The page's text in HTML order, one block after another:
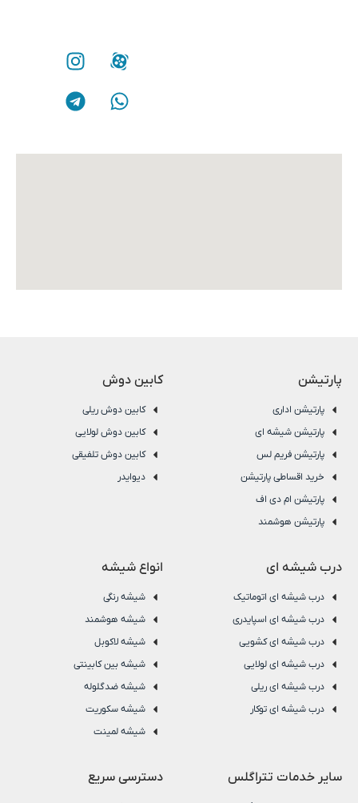
پارتیشن
پارتیشن اداری
پارتیشن شیشه ای
پارتیشن فریم لس
خرید اقساطی پارتیشن
پارتیشن ام دی اف
پارتیشن هوشمند
کابین دوش
کابین دوش ریلی
کابین دوش لولایی
کابین دوش تلفیقی
دیوایدر
درب شیشه ای
درب شیشه ای اتوماتیک
درب شیشه ای اسپایدری
درب شیشه ای کشویی
درب شیشه ای لولایی
درب شیشه ای ریلی
درب شیشه ای توکار
انواع شیشه
شیشه رنگی
شیشه هوشمند
شیشه لاکوبل
شیشه بین کابینتی
شیشه ضدگلوله
شیشه سکوریت
شیشه لمینت
سایر خدمات تتراگلس دسترسی سریع